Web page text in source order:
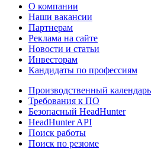
О компании
Наши вакансии
Партнерам
Реклама на сайте
Новости и статьи
Инвесторам
Кандидаты по профессиям
Производственный календарь
Требования к ПО
Безопасный HeadHunter
HeadHunter API
Поиск работы
Поиск по резюме